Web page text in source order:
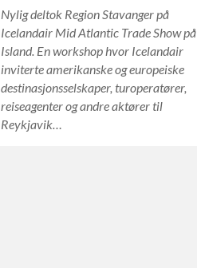
Nylig deltok Region Stavanger på
Icelandair Mid Atlantic Trade Show på
Island. En workshop hvor Icelandair
inviterte amerikanske og europeiske
destinasjonsselskaper, turoperatører,
reiseagenter og andre aktører til
Reykjavik…